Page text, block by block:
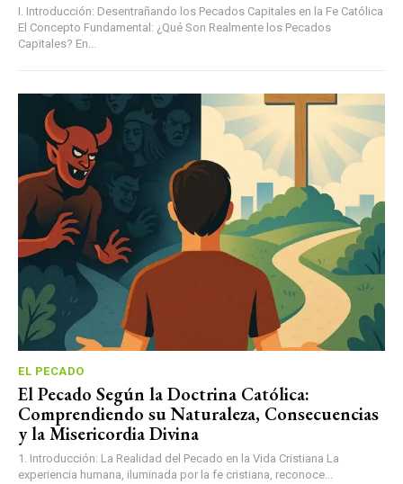
I. Introducción: Desentrañando los Pecados Capitales en la Fe Católica
El Concepto Fundamental: ¿Qué Son Realmente los Pecados
Capitales? En...
EL PECADO
El Pecado Según la Doctrina Católica:
Comprendiendo su Naturaleza, Consecuencias
y la Misericordia Divina
1. Introducción: La Realidad del Pecado en la Vida Cristiana La
experiencia humana, iluminada por la fe cristiana, reconoce...